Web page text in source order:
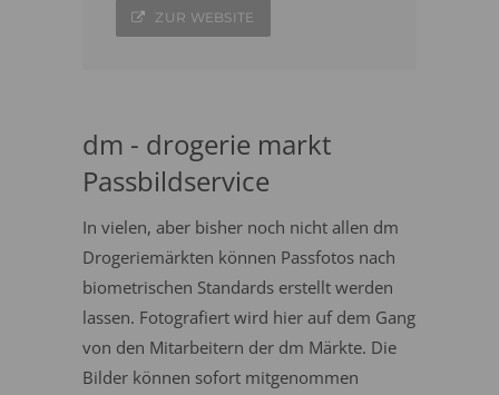
ZUR WEBSITE
dm - drogerie markt
Passbildservice
In vielen, aber bisher noch nicht allen dm
Drogeriemärkten können Passfotos nach
biometrischen Standards erstellt werden
lassen. Fotografiert wird hier auf dem Gang
von den Mitarbeitern der dm Märkte. Die
Bilder können sofort mitgenommen